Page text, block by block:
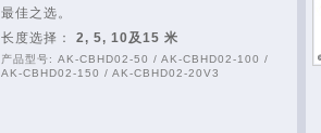
最佳之选。
长度选择： 2, 5, 10及15 米
产品型号: AK-CBHD02-50 / AK-CBHD02-100 /
AK-CBHD02-150 / AK-CBHD02-20V3